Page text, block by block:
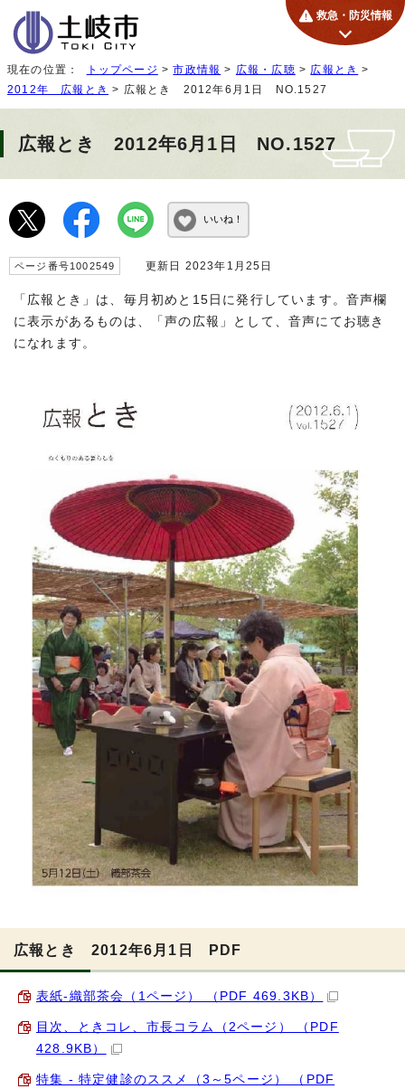
救急・防災情報
現在の位置： トップページ >市政情報 > 広報・広聴 > 広報とき >
2012年 広報とき > 広報とき 2012年6月1日 NO.1527
広報とき 2012年6月1日 NO.1527
いいね！
ページ番号1002549 更新日 2023年1月25日
「広報とき」は、毎月初めと15日に発行しています。音声欄
に表示があるものは、「声の広報」として、音声にてお聴き
になれます。
広報とき 2012年6月1日 PDF
表紙-織部茶会（1ページ） （PDF 469.3KB）
目次、ときコレ、市長コラム（2ページ） （PDF
428.9KB）
特集 - 特定健診のススメ（3～5ページ） （PDF